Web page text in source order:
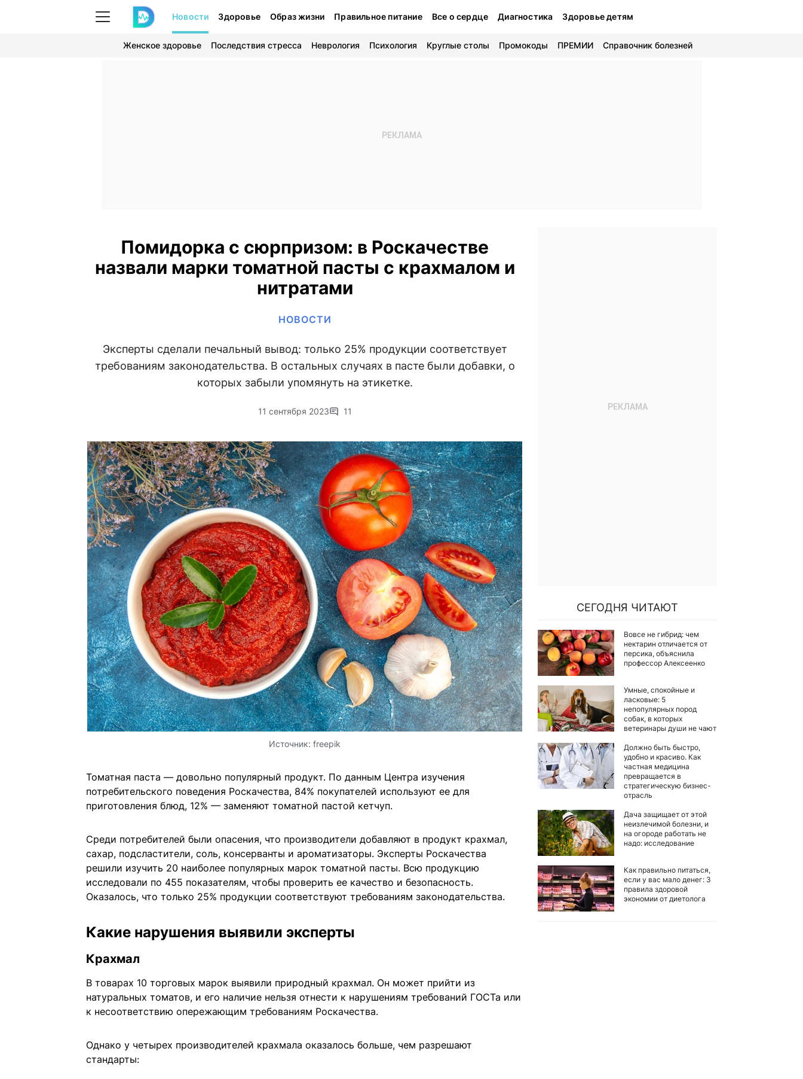
Новости Здоровье Образ жизни Правильное питание Все о сердце Диагностика Здоровье детям
Женское здоровье Последствия стресса Неврология Психология Круглые столы Промокоды ПРЕМИИ Справочник болезней
Помидорка с сюрпризом: в Роскачестве
назвали марки томатной пасты с крахмалом и
нитратами
НОВОСТИ
Эксперты сделали печальный вывод: только 25% продукции соответствует
требованиям законодательства. В остальных случаях в пасте были добавки, о
которых забыли упомянуть на этикетке.
11 сентября 2023 11
Источник: freepik
Томатная паста — довольно популярный продукт. По данным Центра изучения
потребительского поведения Роскачества, 84% покупателей используют ее для
приготовления блюд, 12% — заменяют томатной пастой кетчуп.
Среди потребителей были опасения, что производители добавляют в продукт крахмал,
сахар, подсластители, соль, консерванты и ароматизаторы. Эксперты Роскачества
решили изучить 20 наиболее популярных марок томатной пасты. Всю продукцию
исследовали по 455 показателям, чтобы проверить ее качество и безопасность.
Оказалось, что только 25% продукции соответствуют требованиям законодательства.
Какие нарушения выявили эксперты
Крахмал
В товарах 10 торговых марок выявили природный крахмал. Он может прийти из
натуральных томатов, и его наличие нельзя отнести к нарушениям требований ГОСТа или
к несоответствию опережающим требованиям Роскачества.
Однако у четырех производителей крахмала оказалось больше, чем разрешают
стандарты:
СЕГОДНЯ ЧИТАЮТ
Вовсе не гибрид: чем
нектарин отличается от
персика, объяснила
профессор Алексеенко
Умные, спокойные и
ласковые: 5
непопулярных пород
собак, в которых
ветеринары души не чают
Должно быть быстро,
удобно и красиво. Как
частная медицина
превращается в
стратегическую бизнес-
отрасль
Дача защищает от этой
неизлечимой болезни, и
на огороде работать не
надо: исследование
Как правильно питаться,
если у вас мало денег: 3
правила здоровой
экономии от диетолога